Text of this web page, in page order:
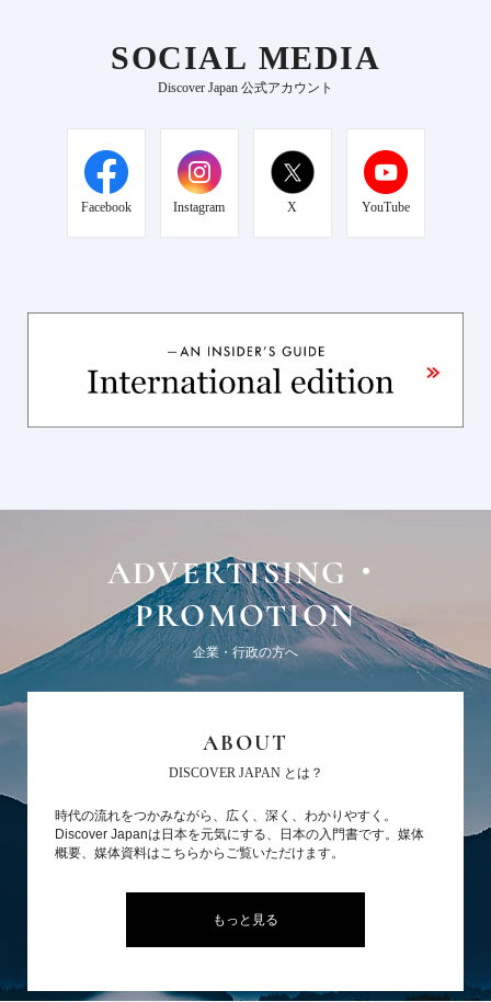
SOCIAL MEDIA
Discover Japan 公式アカウント
Facebook Instagram X YouTube
ADVERTISING・
PROMOTION
企業・行政の方へ
ABOUT
DISCOVER JAPAN とは？
時代の流れをつかみながら、広く、深く、わかりやすく。
Discover Japanは日本を元気にする、日本の入門書です。媒体
概要、媒体資料はこちらからご覧いただけます。
もっと見る